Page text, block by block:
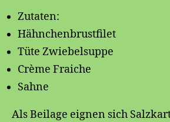
Zutaten:
Hähnchenbrustfilet
Tüte Zwiebelsuppe
Crème Fraiche
Sahne
Als Beilage eignen sich